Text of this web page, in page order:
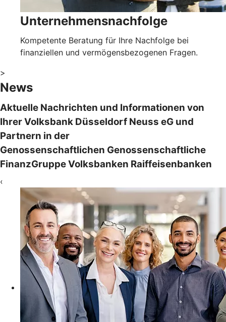
Unternehmensnachfolge
Kompetente Beratung für Ihre Nachfolge bei
finanziellen und vermögensbezogenen Fragen.
>
News
Aktuelle Nachrichten und Informationen von
Ihrer Volksbank Düsseldorf Neuss eG und
Partnern in der
Genossenschaftlichen Genossenschaftliche
FinanzGruppe Volksbanken Raiffeisenbanken
‹